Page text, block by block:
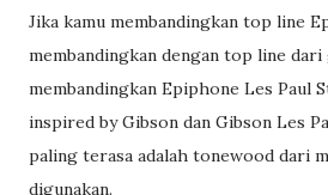
Jika kamu membandingkan top line
membandingkan dengan top line dari
membandingkan Epiphone Les Paul
inspired by Gibson dan Gibson Les
paling terasa adalah tonewood dari
digunakan.